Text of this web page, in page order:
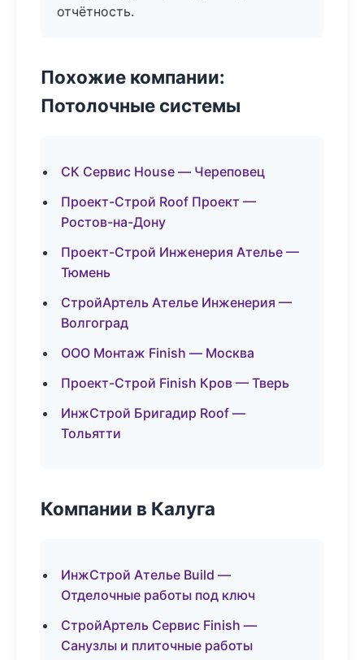
отчётность.
Похожие компании:
Потолочные системы
СК Сервис House — Череповец
Проект-Строй Roof Проект —
Ростов-на-Дону
Проект-Строй Инженерия Ателье —
Тюмень
СтройАртель Ателье Инженерия —
Волгоград
ООО Монтаж Finish — Москва
Проект-Строй Finish Кров — Тверь
ИнжСтрой Бригадир Roof —
Тольятти
Компании в Калуга
ИнжСтрой Ателье Build —
Отделочные работы под ключ
СтройАртель Сервис Finish —
Санузлы и плиточные работы